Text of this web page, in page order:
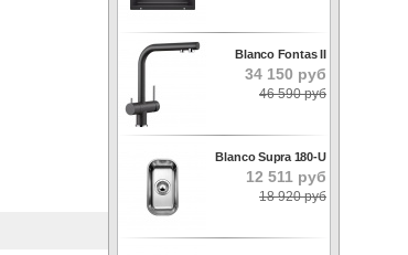
Blanco Fontas II
34 150 руб
46 590 руб
Blanco Supra 180-U
12 511 руб
18 920 руб